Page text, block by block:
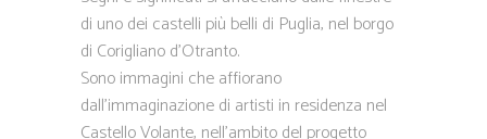
di uno dei castelli più belli di Puglia, nel borgo
di Corigliano d’Otranto.
Sono immagini che affiorano
dall’immaginazione di artisti in residenza nel
Castello Volante, nell’ambito del progetto